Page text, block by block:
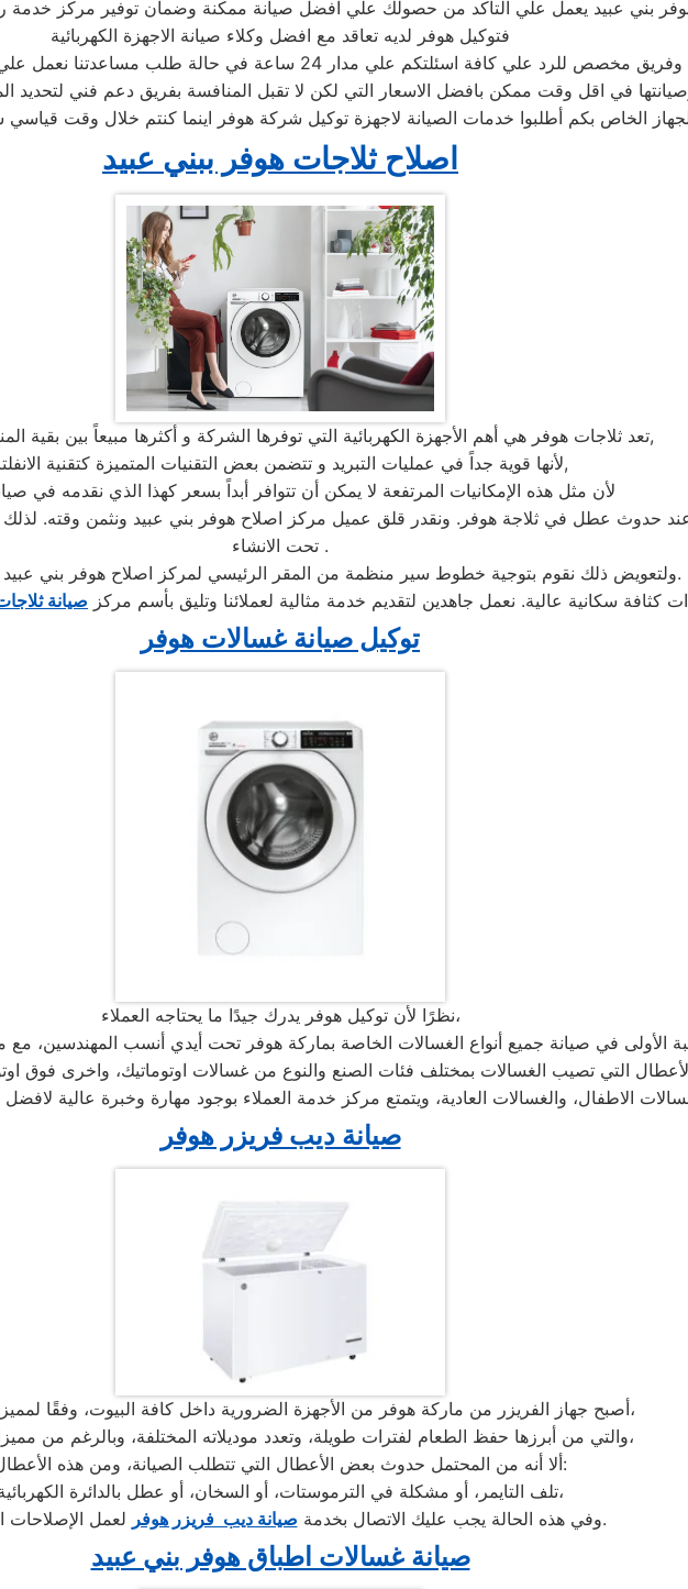
بني عبيد يعمل علي التأكد من حصولك علي افضل صيانة ممكنة وضمان توفير مركز
فتوكيل هوفر لديه تعاقد مع افضل وكلاء صيانة الاجهزة الكهربائية
وفريق مخصص للرد علي كافة اسئلتكم علي مدار 24 ساعة في حالة طلب مساعدتنا نعمل علي توصيل اجهزتكم
في اقل وقت ممكن بافضل الاسعار التي لكن لا تقبل المنافسة بفريق دعم فني لتحديد
اصلاح ثلاجات هوفر ببني عبيد
تعد ثلاجات هوفر هي أهم الأجهزة الكهربائية التي توفرها الشركة و أكثرها مبيعاً بين بقية المنتجات الأخرى,
لأنها قوية جداً في عمليات التبريد و تتضمن بعض التقنيات المتميزة كتقنية الانفلتر,
لأن مثل هذه الإمكانيات المرتفعة لا يمكن أن تتوافر أبداً بسعر كهذا الذي نقدمه في
عند حدوث عطل في ثلاجة هوفر. ونقدر قلق عميل مركز اصلاح هوفر بني عبيد ونثمن وقته. لذلك
تحت الانشاء .
ولتعويض ذلك نقوم بتوجية خطوط سير منظمة من المقر الرئيسي لمركز اصلاح هوفر بني عبيد لتلك المحافظات.
كثافة سكانية عالية. نعمل جاهدين لتقديم خدمة مثالية لعملائنا وتليق بأسم مركز صيانة
توكيل صيانة غسالات هوفر
نظرًا لأن توكيل هوفر يدرك جيدًا ما يحتاجه العملاء،
الاطفال، والغسالات العادية، ويتمتع مركز خدمة العملاء بوجود مهارة وخبرة عالية
صيانة ديب فريزر هوفر
أصبح جهاز الفريزر من ماركة هوفر من الأجهزة الضرورية داخل كافة البيوت، وفقًا لمميزاته العديدة،
والتي من أبرزها حفظ الطعام لفترات طويلة، وتعدد موديلاته المختلفة، وبالرغم من مميزاته العديدة،
ألا أنه من المحتمل حدوث بعض الأعطال التي تتطلب الصيانة، ومن هذه الأعطال:
تلف التايمر، أو مشكلة في الترموستات، أو السخان، أو عطل بالدائرة الكهربائية،
وفي هذه الحالة يجب عليك الاتصال بخدمة صيانة ديب فريزر هوفر لعمل الإصلاحات اللازمة.
صيانة غسالات اطباق هوفر بني عبيد